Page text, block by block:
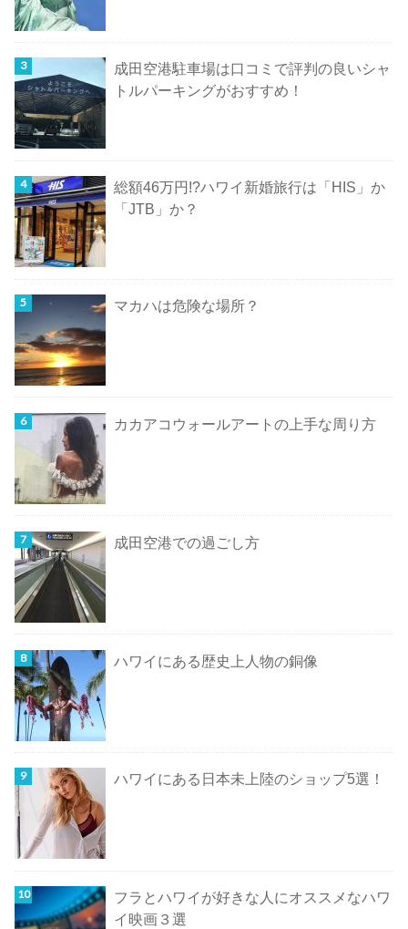
成田空港駐車場は口コミで評判の良いシャ
トルパーキングがおすすめ！
総額46万円!?ハワイ新婚旅行は「HIS」か
「JTB」か？
マカハは危険な場所？
カカアコウォールアートの上手な周り方
成田空港での過ごし方
ハワイにある歴史上人物の銅像
ハワイにある日本未上陸のショップ5選！
フラとハワイが好きな人にオススメなハワ
イ映画３選